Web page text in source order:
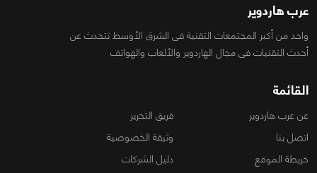
عرب هاردوير
واحد من أكبر المجتمعات التقنية فى الشرق الأوسط تتحدث عن
أحدث التقنيات فى مجال الهاردوير والألعاب والهواتف
القائمة
عن عرب هاردوير
فريق التحرير
اتصل بنا
وثيقة الخصوصية
خريطة الموقع
دليل الشركات